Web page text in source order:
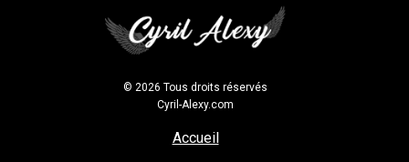
© 2026 Tous droits réservés
Cyril-Alexy.com
Accueil